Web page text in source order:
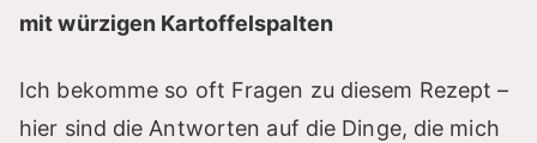
mit würzigen Kartoffelspalten
Ich bekomme so oft Fragen zu diesem Rezept –
hier sind die Antworten auf die Dinge, die mich